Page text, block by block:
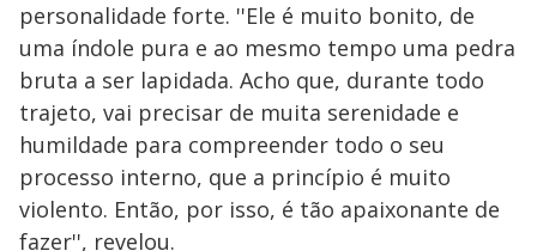
personalidade forte. ''Ele é muito bonito, de
uma índole pura e ao mesmo tempo uma pedra
bruta a ser lapidada. Acho que, durante todo
trajeto, vai precisar de muita serenidade e
humildade para compreender todo o seu
processo interno, que a princípio é muito
violento. Então, por isso, é tão apaixonante de
fazer'', revelou.